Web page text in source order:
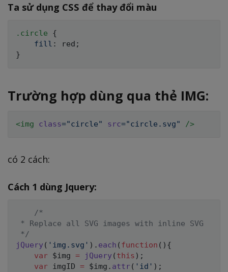
Ta sử dụng CSS để thay đổi màu
.circle
{
fill : red ;
}
Trường hợp dùng qua thẻ IMG:
<img class="circle" src="circle.svg" />
có 2 cách:
Cách 1 dùng Jquery:
/*
* Replace all SVG images with inline SVG
*/
jQuery ( 'img.svg' ) . each ( function ( ) {
var $img = jQuery ( this ) ;
var imgID = $img . attr( 'id' ) ;